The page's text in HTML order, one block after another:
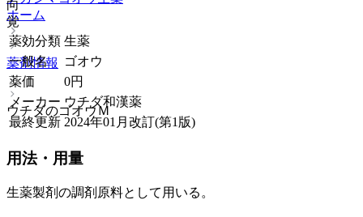
ホーム
薬剤情報
ウチダのゴオウＭ
向
覚
薬効分類 生薬
一般名
ゴオウ
薬価
0円
メーカー ウチダ和漢薬
最終更新 2024年01月改訂(第1版)
用法・用量
生薬製剤の調剤原料として用いる。